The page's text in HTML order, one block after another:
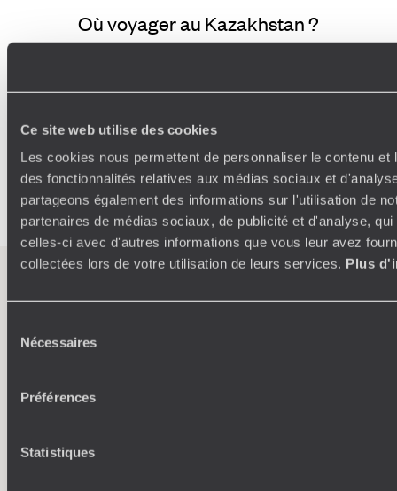
Ce site web utilise des cookies
Les cookies nous permettent de personnaliser le contenu et
des fonctionnalités relatives aux médias sociaux et
partageons également des informations sur l'utilisation de
partenaires de médias sociaux, de publicité et d'analyse,
celles-ci avec d'autres informations que vous leur avez
collectées lors de votre utilisation de leurs services. Plus
Nécessaires
Préférences
Statistiques
Où voyager au Kazakhstan ?
Cheval
Boukhara Bishkek
Samarcande
Road Trip
rencontre des Nomades
Observation Animaux
Marchés Hebergement insolite
L’espritVoyageurs du